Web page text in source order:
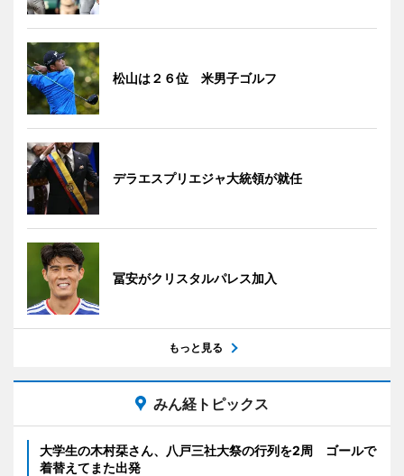
松山は２６位 米男子ゴルフ
デラエスプリエジャ大統領が就任
冨安がクリスタルパレス加入
もっと見る
みん経トピックス
大学生の木村栞さん、八戸三社大祭の行列を2周 ゴールで
着替えてまた出発